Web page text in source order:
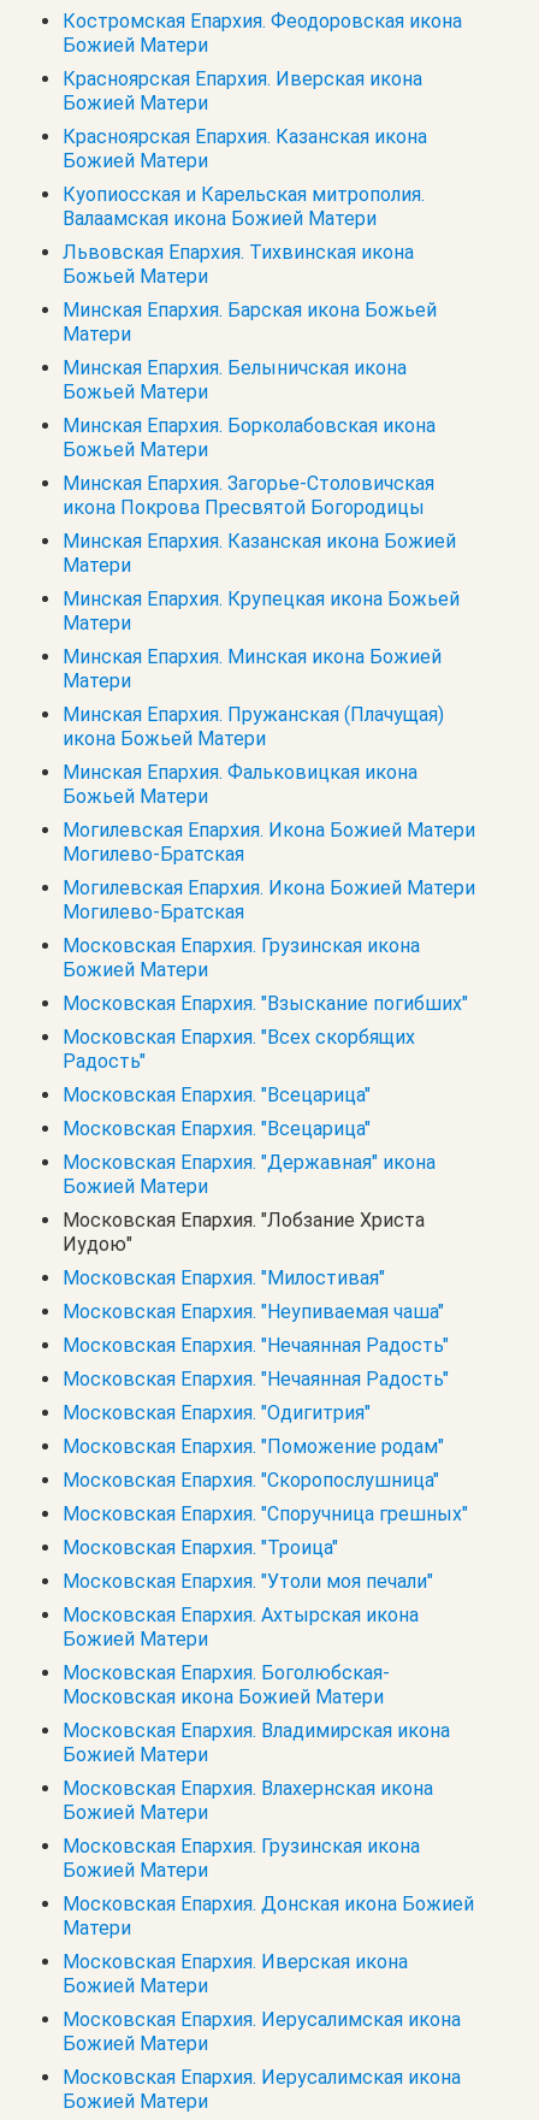
Костромская Епархия. Феодоровская икона
Божией Матери
Красноярская Епархия. Иверская икона
Божией Матери
Красноярская Епархия. Казанская икона
Божией Матери
Куопиосская и Карельская митрополия.
Валаамская икона Божией Матери
Львовская Епархия. Тихвинская икона
Божьей Матери
Минская Епархия. Барская икона Божьей
Матери
Минская Епархия. Белыничская икона
Божьей Матери
Минская Епархия. Борколабовская икона
Божьей Матери
Минская Епархия. Загорье-Столовичская
икона Покрова Пресвятой Богородицы
Минская Епархия. Казанская икона Божией
Матери
Минская Епархия. Крупецкая икона Божьей
Матери
Минская Епархия. Минская икона Божией
Матери
Минская Епархия. Пружанская (Плачущая)
икона Божьей Матери
Минская Епархия. Фальковицкая икона
Божьей Матери
Могилевская Епархия. Икона Божией Матери
Могилево-Братская
Могилевская Епархия. Икона Божией Матери
Могилево-Братская
Московская Епархия. Грузинская икона
Божией Матери
Московская Епархия. "Взыскание погибших"
Московская Епархия. "Всех скорбящих
Радость"
Московская Епархия. "Всецарица"
Московская Епархия. "Всецарица"
Московская Епархия. "Державная" икона
Божией Матери
Московская Епархия. "Лобзание Христа
Иудою"
Московская Епархия. "Милостивая"
Московская Епархия. "Неупиваемая чаша"
Московская Епархия. "Нечаянная Радость"
Московская Епархия. "Нечаянная Радость"
Московская Епархия. "Одигитрия"
Московская Епархия. "Поможение родам"
Московская Епархия. "Скоропослушница"
Московская Епархия. "Споручница грешных"
Московская Епархия. "Троица"
Московская Епархия. "Утоли моя печали"
Московская Епархия. Ахтырская икона
Божией Матери
Московская Епархия. Боголюбская-
Московская икона Божией Матери
Московская Епархия. Владимирская икона
Божией Матери
Московская Епархия. Влахернская икона
Божией Матери
Московская Епархия. Грузинская икона
Божией Матери
Московская Епархия. Донская икона Божией
Матери
Московская Епархия. Иверская икона
Божией Матери
Московская Епархия. Иерусалимская икона
Божией Матери
Московская Епархия. Иерусалимская икона
Божией Матери